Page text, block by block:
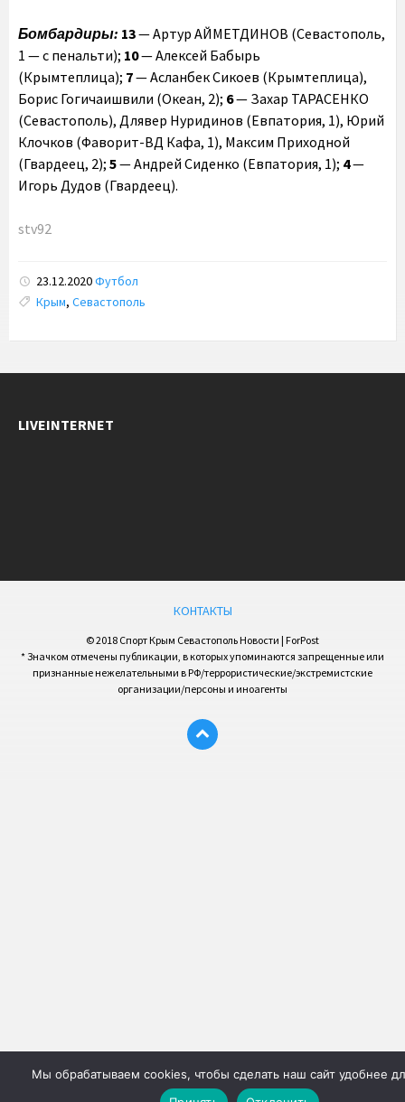
Бомбардиры: 13— Артур АЙМЕТДИНОВ (Севастополь,
1 — с пенальти); 10— Алексей Бабырь
(Крымтеплица); 7— Асланбек Сикоев (Крымтеплица),
Борис Гогичаишвили (Океан, 2); 6— Захар ТАРАСЕНКО
(Севастополь), Длявер Нуридинов (Евпатория, 1), Юрий
Клочков (Фаворит-ВД Кафа, 1), Максим Приходной
(Гвардеец, 2); 5— Андрей Сиденко (Евпатория, 1); 4—
Игорь Дудов (Гвардеец).
stv92
23.12.2020Футбол
Tags:
Крым, Севастополь
LIVEINTERNET
КОНТАКТЫ
© 2018 Спорт Крым Севастополь Новости | ForPost
* Значком отмечены публикации, в которых упоминаются запрещенные или
признанные нежелательными в РФ/террористические/экстремистские
организации/персоны и иноагенты
Мы обрабатываем cookies, чтобы сделать наш сайт удобнее